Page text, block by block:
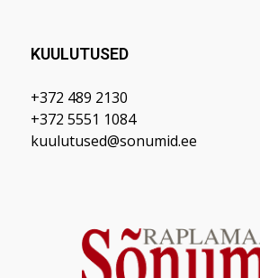
KUULUTUSED
+372 489 2130
+372 5551 1084
kuulutused@sonumid.ee